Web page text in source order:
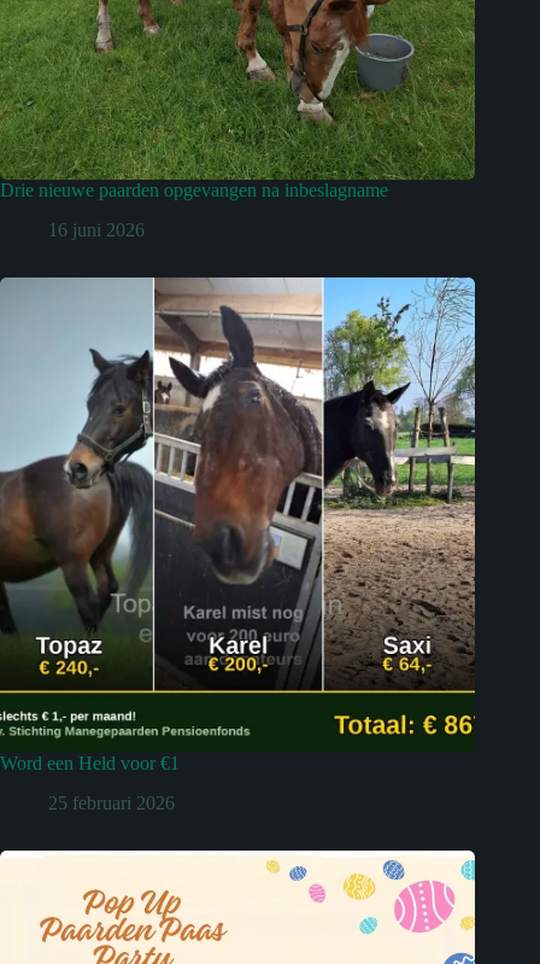
Drie nieuwe paarden opgevangen na inbeslagname
16 juni 2026
Word een Held voor €1
25 februari 2026